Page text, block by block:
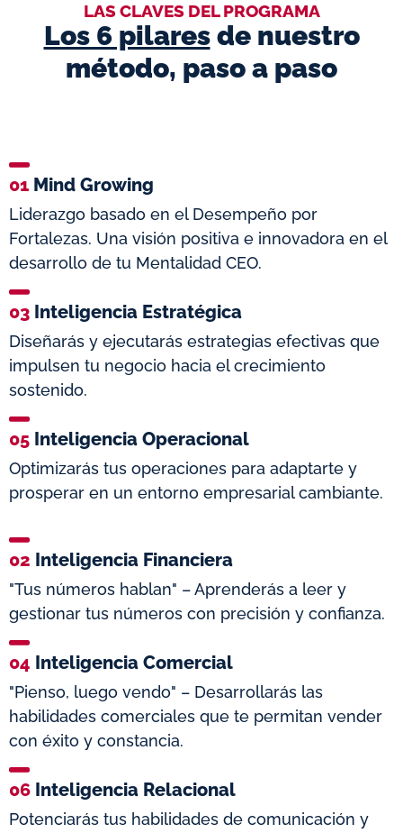
LAS CLAVES DEL PROGRAMA
Los 6 pilaresde nuestro
método, paso a paso
01 Mind Growing
Liderazgo basado en el Desempeño por
Fortalezas. Una visión positiva e innovadora en el
desarrollo de tu Mentalidad CEO.
03 Inteligencia Estratégica
Diseñarás y ejecutarás estrategias efectivas que
impulsen tu negocio hacia el crecimiento
sostenido.
05 Inteligencia Operacional
Optimizarás tus operaciones para adaptarte y
prosperar en un entorno empresarial cambiante.
02 Inteligencia Financiera
"Tus números hablan" – Aprenderás a leer y
gestionar tus números con precisión y confianza.
04 Inteligencia Comercial
"Pienso, luego vendo" – Desarrollarás las
habilidades comerciales que te permitan vender
con éxito y constancia.
06 Inteligencia Relacional
Potenciarás tus habilidades de comunicación y